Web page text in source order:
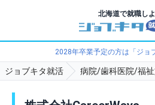
北海道で就職しよ
2028年卒業予定の方は「ジョ
ジョブキタ就活 病院/歯科医院/福